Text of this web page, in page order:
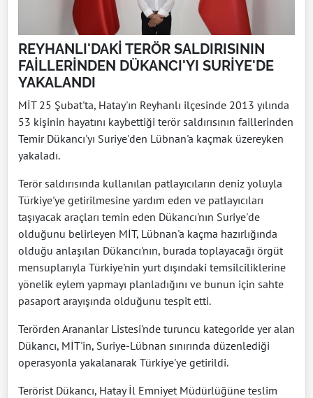
REYHANLI'DAKİ TERÖR SALDIRISININ
FAİLLERİNDEN DÜKANCI'YI SURİYE'DE
YAKALANDI
MİT 25 Şubat'ta, Hatay'ın Reyhanlı ilçesinde 2013 yılında
53 kişinin hayatını kaybettiği terör saldırısının faillerinden
Temir Dükancı'yı Suriye'den Lübnan'a kaçmak üzereyken
yakaladı.
Terör saldırısında kullanılan patlayıcıların deniz yoluyla
Türkiye'ye getirilmesine yardım eden ve patlayıcıları
taşıyacak araçları temin eden Dükancı'nın Suriye'de
olduğunu belirleyen MİT, Lübnan'a kaçma hazırlığında
olduğu anlaşılan Dükancı'nın, burada toplayacağı örgüt
mensuplarıyla Türkiye'nin yurt dışındaki temsilciliklerine
yönelik eylem yapmayı planladığını ve bunun için sahte
pasaport arayışında olduğunu tespit etti.
Terörden Arananlar Listesi'nde turuncu kategoride yer alan
Dükancı, MİT'in, Suriye-Lübnan sınırında düzenlediği
operasyonla yakalanarak Türkiye'ye getirildi.
Terörist Dükancı, Hatay İl Emniyet Müdürlüğüne teslim